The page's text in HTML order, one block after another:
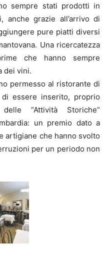
sempre stati prodotti in
anche grazie all’arrivo di
pure piatti diversi
Una ricercatezza
che hanno sempre
dei vini.
permesso al ristorante di
essere inserito, proprio
“Attività Storiche”
un premio dato a
artigiane che hanno svolto
per un periodo non